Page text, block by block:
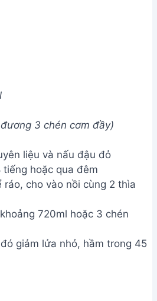
3 chén cơm đầy)
liệu và nấu đậu đỏ
hoặc qua đêm
ráo, cho vào nồi cùng 2 thìa
720ml hoặc 3 chén
giảm lửa nhỏ, hầm trong 45